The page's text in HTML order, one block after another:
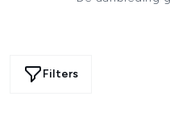
Filters